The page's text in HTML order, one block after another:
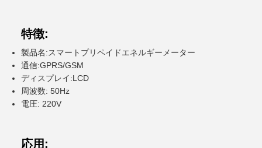
特徴:
製品名:スマートプリペイドエネルギーメーター
通信:GPRS/GSM
ディスプレイ:LCD
周波数: 50Hz
電圧: 220V
応用: